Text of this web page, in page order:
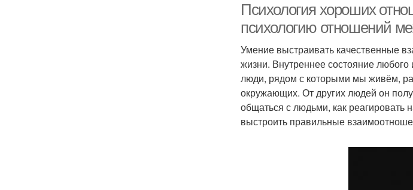
Психология хороших
психологию отношений
Умение выстраивать качественные
жизни. Внутреннее состояние
люди, рядом с которыми мы живём,
окружающих. От других людей он
общаться с людьми, как реагировать
выстроить правильные